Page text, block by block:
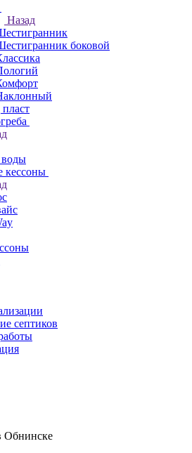
Назад
боковой
воды
кессоны
септиков
Обнинске